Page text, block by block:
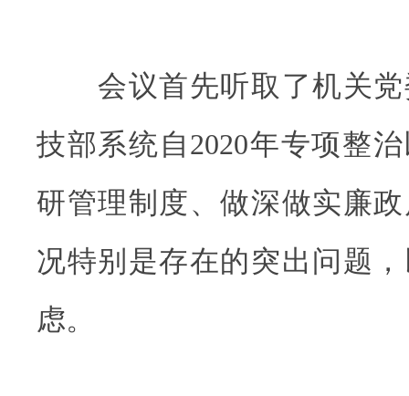
会议首先听取了机关党
技部系统自2020年专项整
研管理制度、做深做实廉
况特别是存在的突出问题
虑。